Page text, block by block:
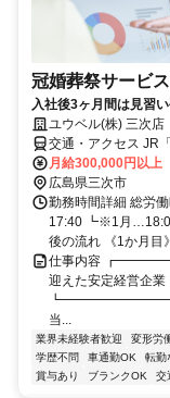
冠婚葬祭サービ
入社後3ヶ月間は見習
ユウベル(株) 三次店
交通・アクセス JR
月給300,000円以上
広島県三次市
勤務時間詳細 総労
17:40 ┗※1月
後の流れ 《1か月目
仕事内容
迎えた安定経営企
当...
業界未経験者歓迎 変形労
学歴不問
車通勤OK 転勤
賞与あり
ブランクOK 交